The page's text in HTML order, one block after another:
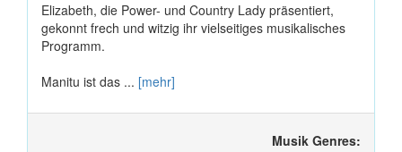
Elizabeth, die Power- und Country Lady präsentiert,
gekonnt frech und witzig ihr vielseitiges musikalisches
Programm.
Manitu ist das ... [mehr]
Musik Genres: